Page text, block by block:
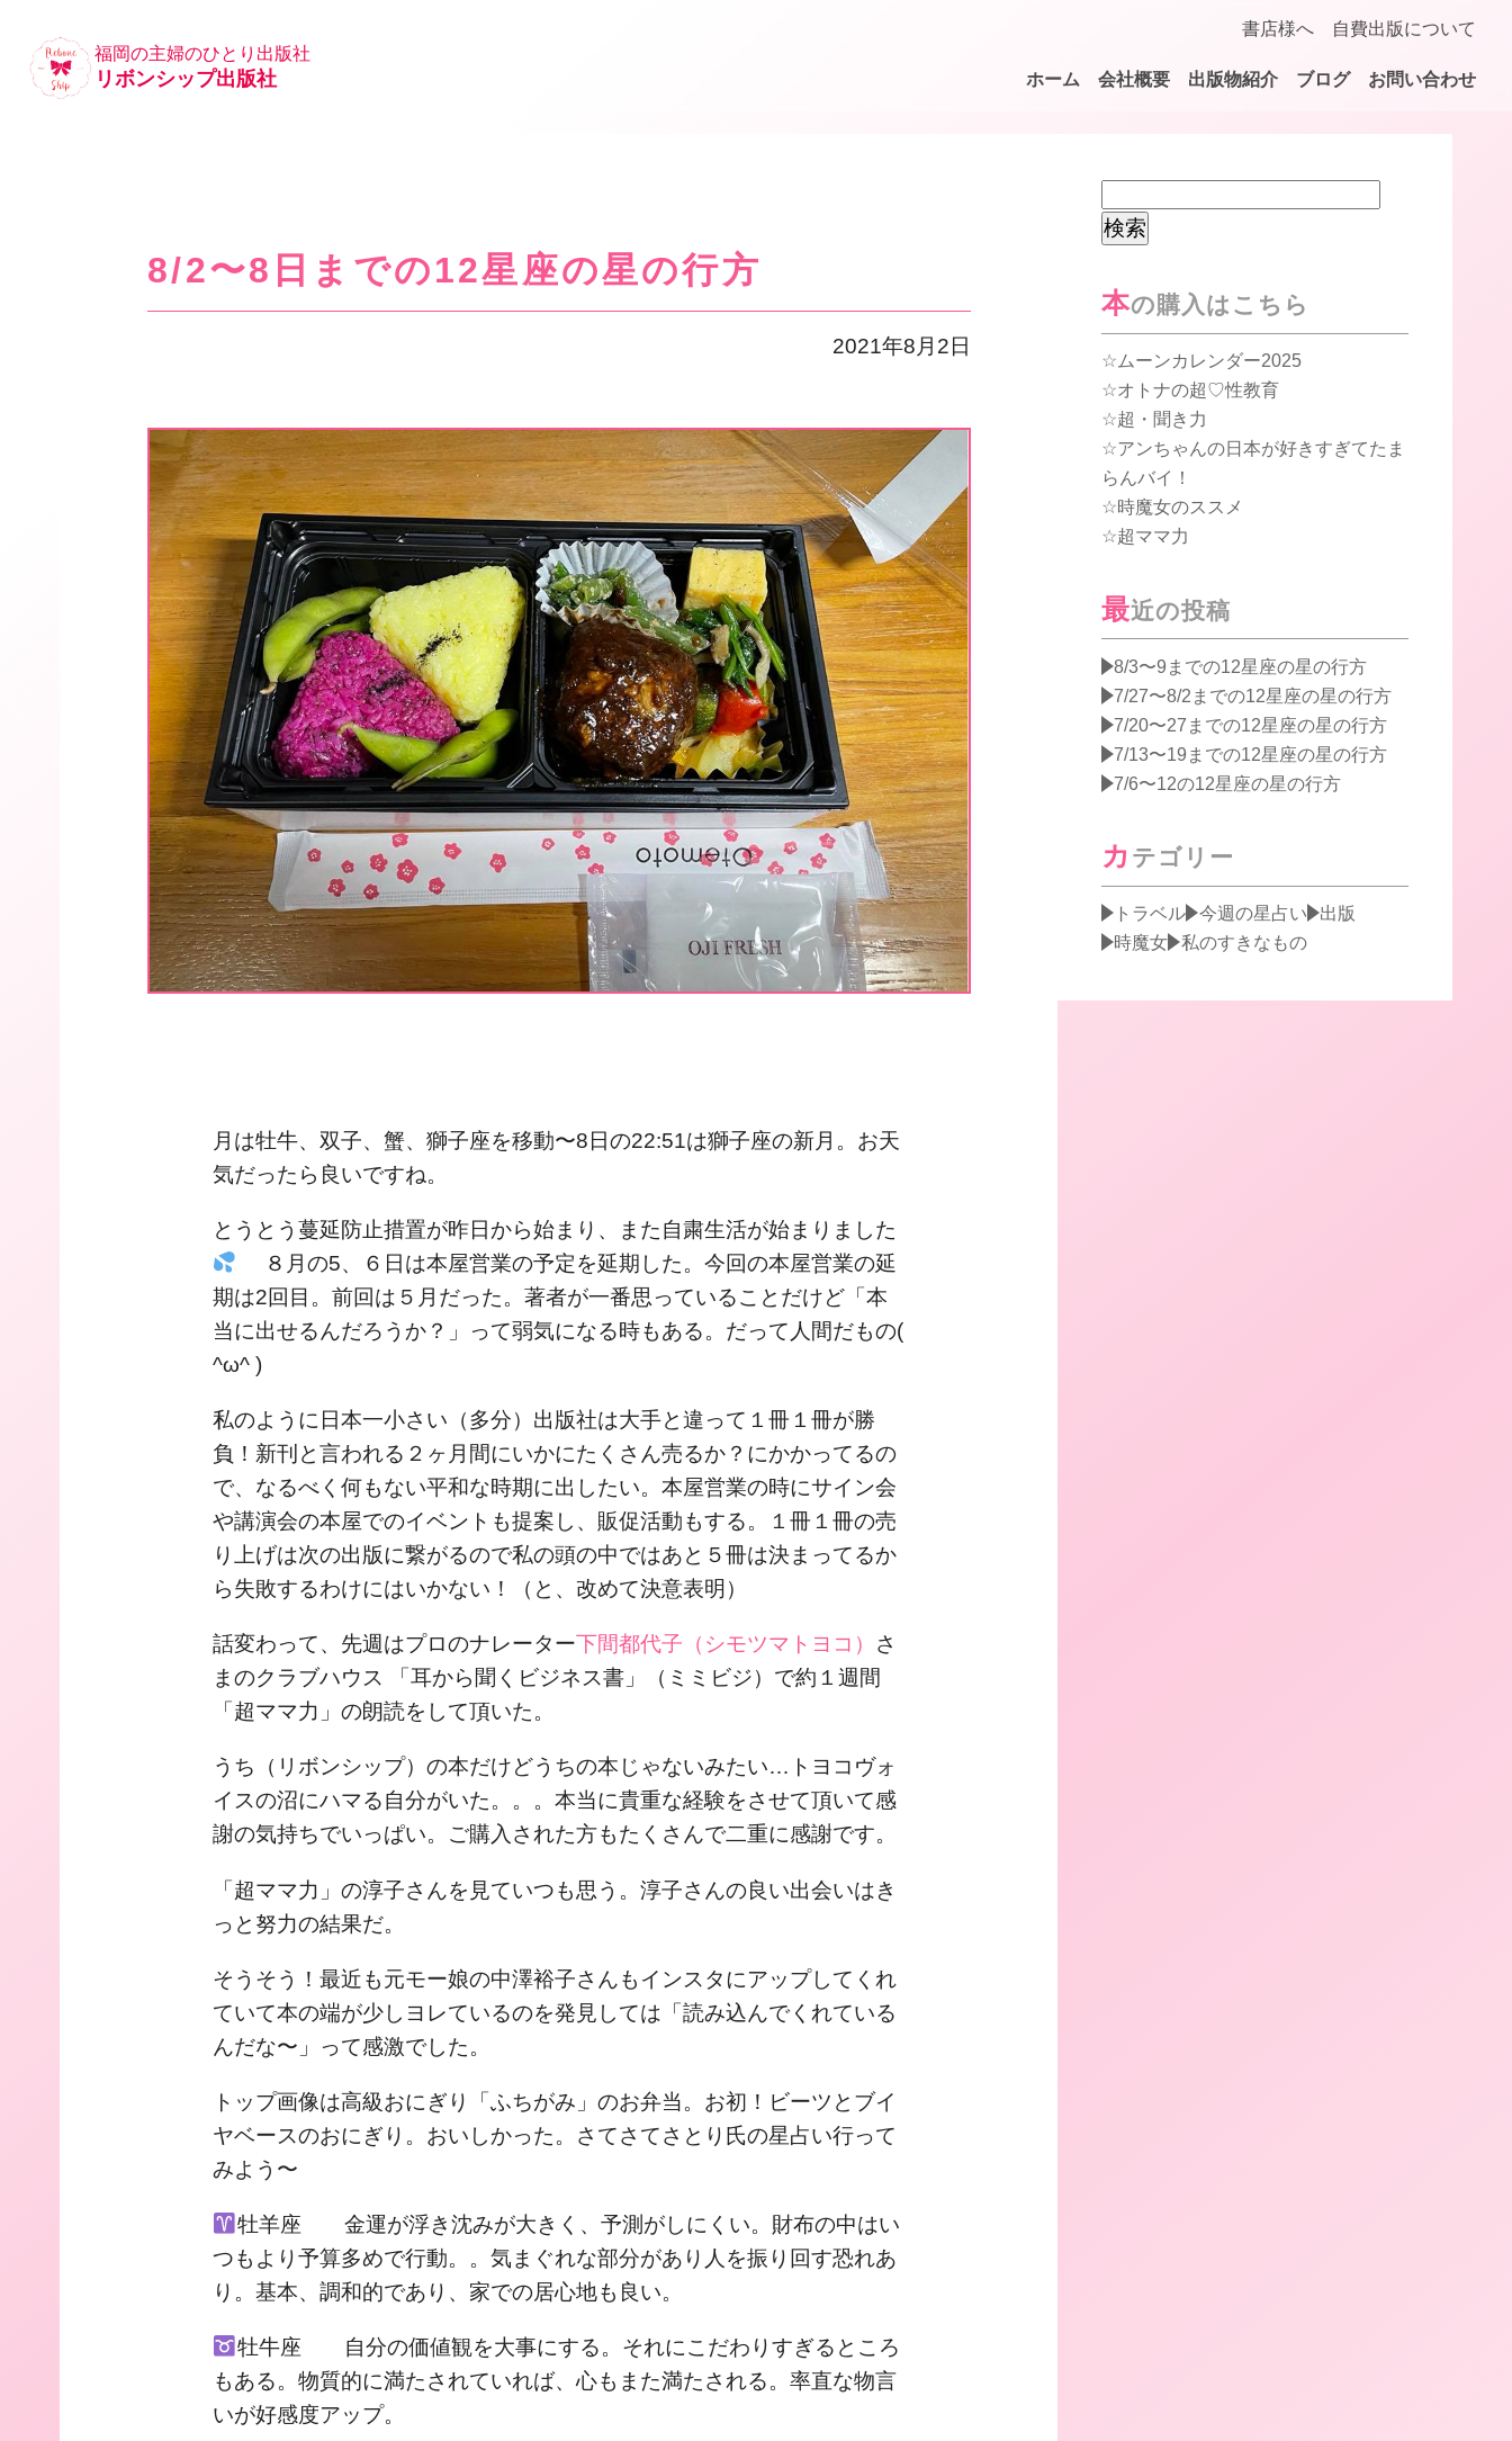
福岡の主婦のひとり出版社
リボンシップ出版社
書店様へ 自費出版について
ホーム 会社概要 出版物紹介 ブログ お問い合わせ
8/2〜8日までの12星座の星の行方
2021年8月2日
月は牡牛、双子、蟹、獅子座を移動〜8日の22:51は獅子座の新月。お天
気だったら良いですね。
とうとう蔓延防止措置が昨日から始まり、また自粛生活が始まりました
８月の5、６日は本屋営業の予定を延期した。今回の本屋営業の延
期は2回目。前回は５月だった。著者が一番思っていることだけど「本
当に出せるんだろうか？」って弱気になる時もある。だって人間だもの(
^ω^ )
私のように日本一小さい（多分）出版社は大手と違って１冊１冊が勝
負！新刊と言われる２ヶ月間にいかにたくさん売るか？にかかってるの
で、なるべく何もない平和な時期に出したい。本屋営業の時にサイン会
や講演会の本屋でのイベントも提案し、販促活動もする。１冊１冊の売
り上げは次の出版に繋がるので私の頭の中ではあと５冊は決まってるか
ら失敗するわけにはいかない！（と、改めて決意表明）
話変わって、先週はプロのナレーター下間都代子（シモツマトヨコ）
さ
まのクラブハウス 「耳から聞くビジネス書」（ミミビジ）で約１週間
「超ママ力」の朗読をして頂いた。
うち（リボンシップ）の本だけどうちの本じゃないみたい…トヨコヴォ
イスの沼にハマる自分がいた。。。本当に貴重な経験をさせて頂いて感
謝の気持ちでいっぱい。ご購入された方もたくさんで二重に感謝です。
「超ママ力」の淳子さんを見ていつも思う。淳子さんの良い出会いはき
っと努力の結果だ。
そうそう！最近も元モー娘の中澤裕子さんもインスタにアップしてくれ
ていて本の端が少しヨレているのを発見しては「読み込んでくれている
んだな〜」って感激でした。
トップ画像は高級おにぎり「ふちがみ」のお弁当。お初！ビーツとブイ
ヤベースのおにぎり。おいしかった。さてさてさとり氏の星占い行って
みよう〜
牡羊座 金運が浮き沈みが大きく、予測がしにくい。財布の中はい
つもより予算多めで行動。。気まぐれな部分があり人を振り回す恐れあ
り。基本、調和的であり、家での居心地も良い。
牡牛座 自分の価値観を大事にする。それにこだわりすぎるところ
もある。物質的に満たされていれば、心もまた満たされる。率直な物言
いが好感度アップ。
索:
本の購入はこちら
ムーンカレンダー2025
オトナの超♡性教育
超・聞き力
アンちゃんの日本が好きすぎてたま
らんバイ！
時魔女のススメ
超ママ力
最近の投稿
8/3〜9までの12星座の星の行方
7/27〜8/2までの12星座の星の行方
7/20〜27までの12星座の星の行方
7/13〜19までの12星座の星の行方
7/6〜12の12星座の星の行方
カ テゴリー
トラベル 今週の星占い
出版
時魔女
私のすきなもの